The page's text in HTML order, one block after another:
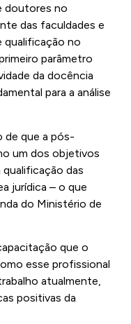
doutores no
das faculdades e
qualificação no
parâmetro
da docência
para a análise
de que a pós-
um dos objetivos
das
jurídica – o que
do Ministério de
que o
esse profissional
atualmente,
positivas da